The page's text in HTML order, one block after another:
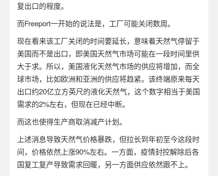
复出口的程度。
而Freeport一开始的说法是，工厂可能关闭数周。
现在看来该工厂关闭的时间要延长，意味着天然气停留于
美国而不是出口，即美国天然气市场可能在一段时间里供
大于求。所以，美国液化天然气市场的供应将增加，而全
球市场，比如欧洲和亚洲的供应将趋紧。该终端原来每天
出口约20亿立方英尺的液化天然气，这个数字相当于美国
需求的2%左右，但现在已经中断。
而这也使得生产商取消减产计划。
上述消息导致天然气价格暴跌，但拉长到年初至今这段时
间，价格依然上涨90%左右。一方面，疫情封控解除后各
国复工复产导致需求回暖，另一方面供应依然跟不上。